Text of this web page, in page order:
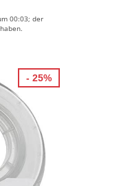
00:03; der
- 25%